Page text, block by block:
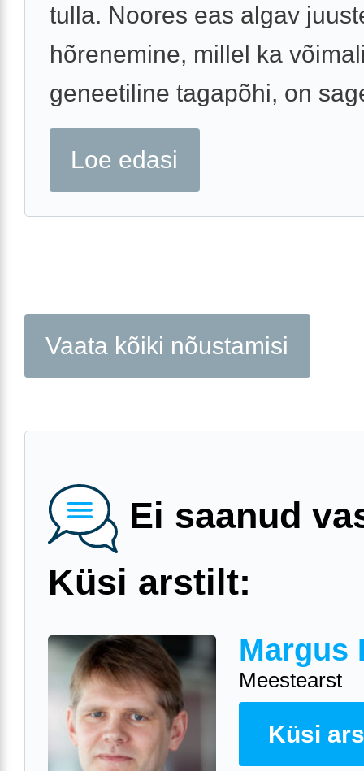
tulla. Noores eas algav
hõrenemine, millel ka
geneetiline tagapõhi, on
Loe edasi
Vaata kõiki nõustamisi
Ei saanud
Küsi arstilt:
Margus
Meestearst
Küsi